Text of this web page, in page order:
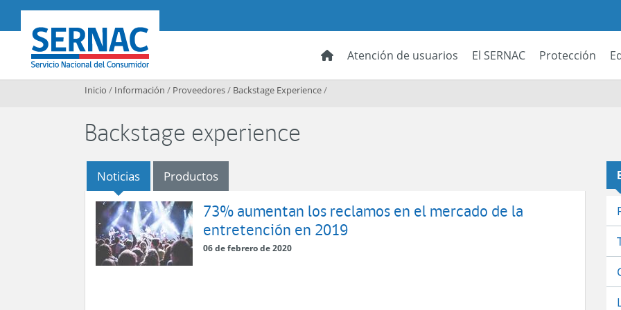
SERNAC
Atención de usuarios El SERNAC Protección
Inicio / Información / Proveedores/ Backstage Experience/
Backstage experience
Noticias Productos
73% aumentan los reclamos en el mercado de la
entretención en 2019
06 de febrero de 2020